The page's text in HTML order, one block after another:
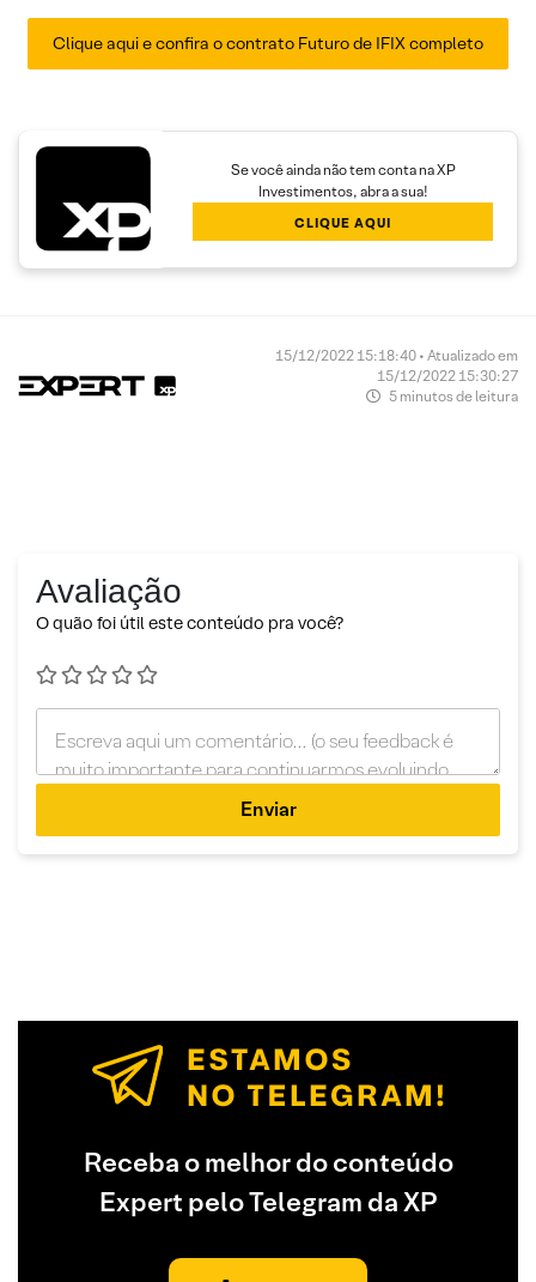
Clique aqui e confira o contrato Futuro de IFIX completo
Se você ainda não tem conta na XP
Investimentos, abra a sua!
CLIQUE AQUI
15/12/2022 15:18:40 • Atualizado em
15/12/2022 15:30:27
5 minutos de leitura
Avaliação
O quão foi útil este conteúdo pra você?
Enviar
Receba o melhor do conteúdo
Expert pelo Telegram da XP